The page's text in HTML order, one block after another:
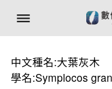
中文種名:大葉灰木
學名:Symplocos